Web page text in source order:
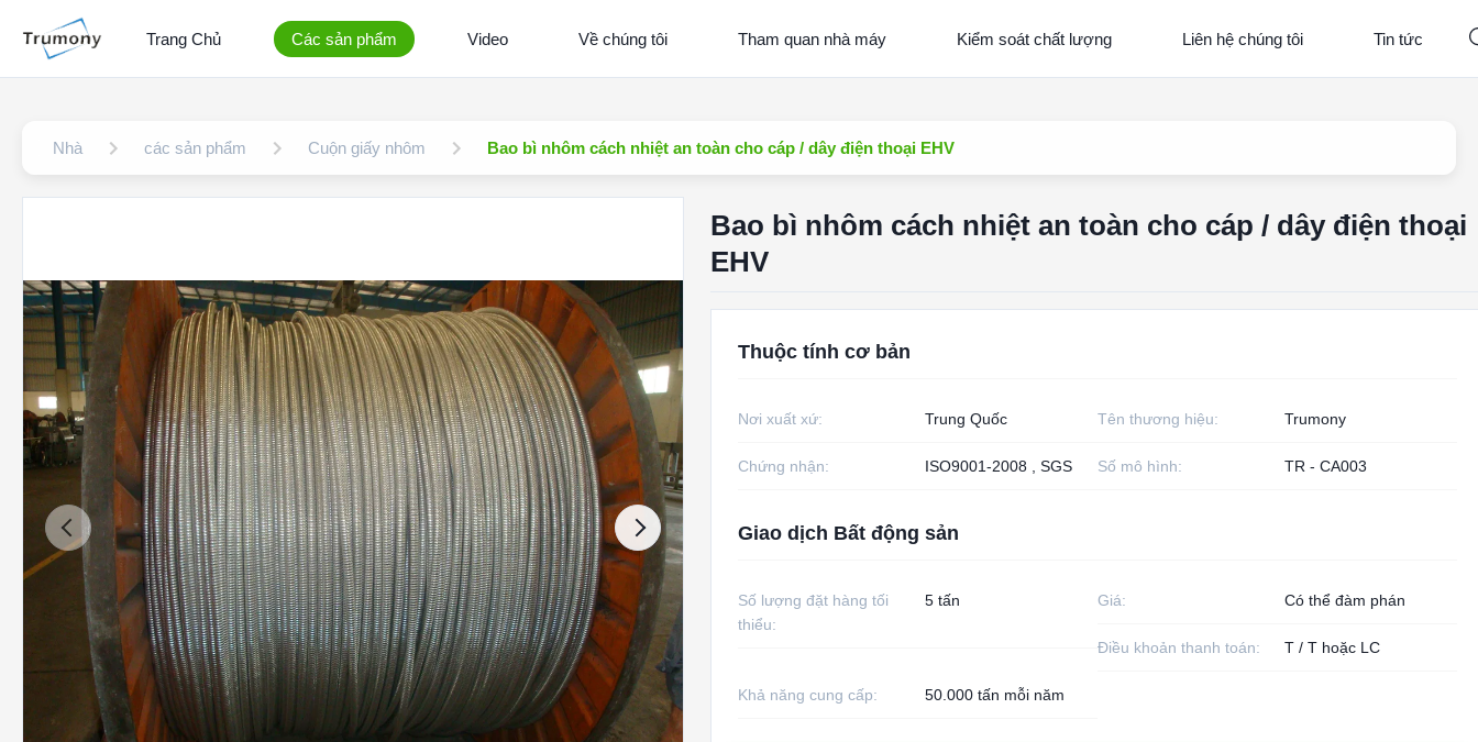
Trang Chủ Các sản phẩm Video Về chúng tôi Tham quan nhà máy Kiểm soát chất lượng Liên hệ chúng tôi Tin tức
Nhà các sản phẩm Cuộn giấy nhôm Bao bì nhôm cách nhiệt an toàn cho cáp / dây điện thoại EHV
Bao bì nhôm cách nhiệt an toàn cho cáp / dây điện thoại
EHV
Thuộc tính cơ bản
Nơi xuất xứ: Trung Quốc Tên thương hiệu: Trumony
Chứng nhận: ISO9001-2008 , SGS Số mô hình: TR - CA003
Giao dịch Bất động sản
Số lượng đặt hàng tối
thiểu:
5 tấn Giá: Có thể đàm phán
Điều khoản thanh toán: T / T hoặc LC
Khả năng cung cấp: 50.000 tấn mỗi năm